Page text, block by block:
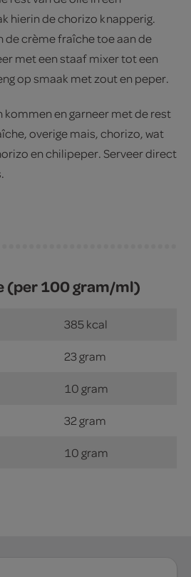
hierin de chorizo knapperig.
de crème fraîche toe aan de
met een staaf­ mixer tot een
op smaak met zout en peper.
kommen en garneer met de rest
overige mais, chorizo, wat
en chilipeper. Serveer direct
(per 100 gram/ml)
385 kcal
23 gram
10 gram
32 gram
10 gram